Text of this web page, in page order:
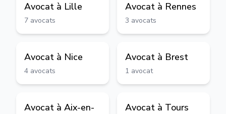
Avocat à Lille
7 avocats
Avocat à Rennes
3 avocats
Avocat à Nice
4 avocats
Avocat à Brest
1 avocat
Avocat à Aix-en-
Avocat à Tours